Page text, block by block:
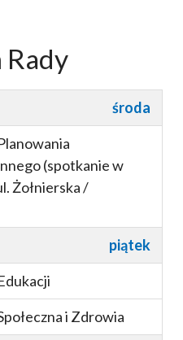
Rady
środa
(spotkanie w
Żołnierska /
piątek
i Zdrowia